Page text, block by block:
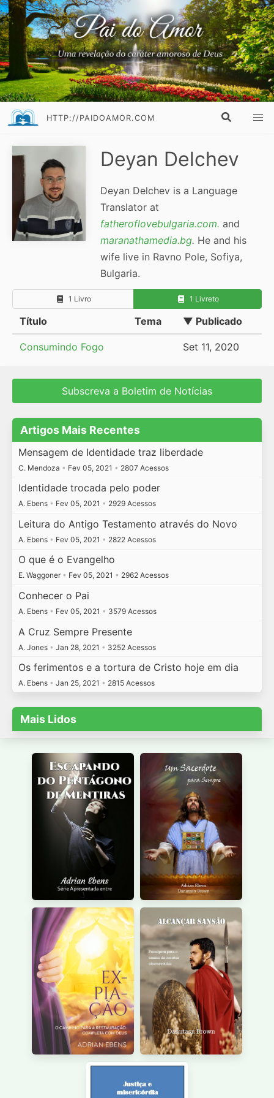
HTTP://PAIDOAMOR.COM
Deyan Delchev
Deyan Delchev is a Language
Translator at
fatheroflovebulgaria.com. and
maranathamedia.bg. He and his
wife live in Ravno Pole, Sofiya,
Bulgaria.
1 Livro 1 Livreto
Título Tema ▼ Publicado
Consumindo Fogo Set 11, 2020
Subscreva a Boletim de Notícias
Artigos Mais Recentes
Mensagem de Identidade traz liberdade
C. Mendoza • Fev 05, 2021 • 2807 Acessos
Identidade trocada pelo poder
A. Ebens • Fev 05, 2021 • 2929 Acessos
Leitura do Antigo Testamento através do Novo
A. Ebens • Fev 05, 2021 • 2822 Acessos
O que é o Evangelho
E. Waggoner • Fev 05, 2021 • 2962 Acessos
Conhecer o Pai
A. Ebens • Fev 05, 2021 • 3579 Acessos
A Cruz Sempre Presente
A. Jones • Jan 28, 2021 • 3252 Acessos
Os ferimentos e a tortura de Cristo hoje em dia
A. Ebens • Jan 25, 2021 • 2815 Acessos
Mais Lidos